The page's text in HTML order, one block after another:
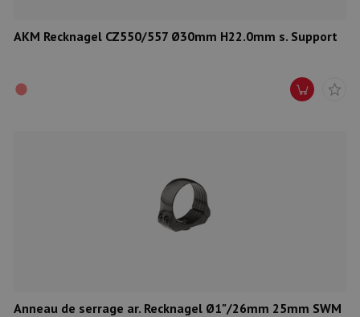
AKM Recknagel CZ550/557 Ø30mm H22.0mm s. Support
Anneau de serrage ar. Recknagel Ø1"/26mm 25mm SWM